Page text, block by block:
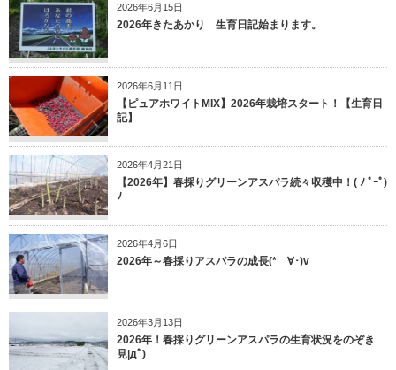
2026年6月15日
2026年きたあかり 生育日記始まります。
2026年6月11日
【ピュアホワイトMIX】2026年栽培スタート！【生育日
記】
2026年4月21日
【2026年】春採りグリーンアスパラ続々収穫中！( ﾉ ﾟｰﾟ)
ﾉ
2026年4月6日
2026年～春採りアスパラの成長(*ゝ∀･)v
2026年3月13日
2026年！春採りグリーンアスパラの生育状況をのぞき
見|дﾟ)